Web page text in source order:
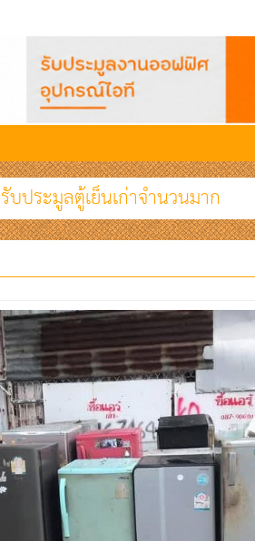
รับประมูลตู้เย็นเก่าจำนวนมาก